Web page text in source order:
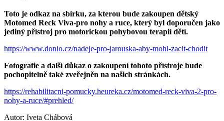
Toto je odkaz na sbírku, za kterou bude zakoupen dětský
Motomed Reck Viva-pro nohy a ruce, který byl doporučen jako
jediný přístroj pro motorickou pohybovou terapií dětí.
https://www.donio.cz/nadeje-pro-jarouska-aby-mohl-zacit-chodit
Fotografie a další důkaz o zakoupení tohoto přístroje bude
pochopitelně také zveřejněn na našich stránkách.
https://rehabilitacni-pomucky.heureka.cz/motomed-reck-viva-2-pro-
nohy-a-ruce/#prehled/
Autor: Iveta Chábová